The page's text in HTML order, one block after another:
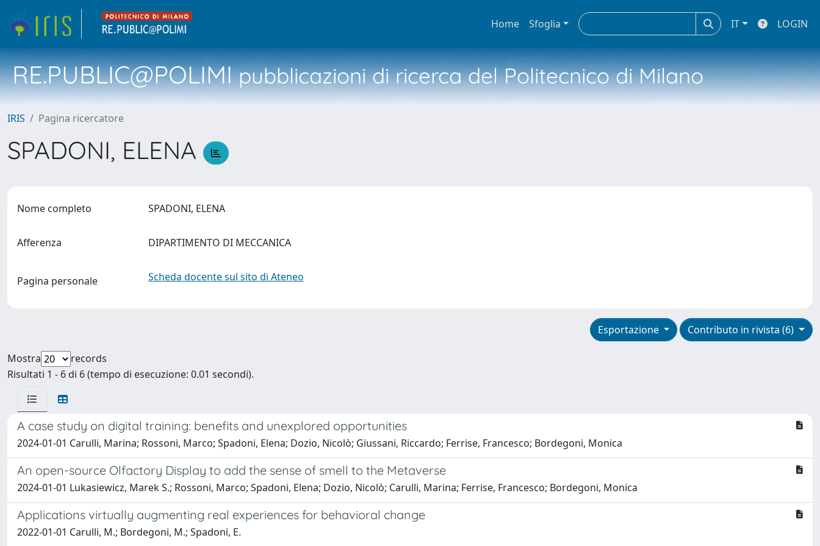
Home Sfoglia IT LOGIN
RE.PUBLIC@POLIMIpubblicazioni di ricerca del Politecnico di Milano
IRIS Pagina ricercatore
SPADONI, ELENA
Nome completo SPADONI, ELENA
Afferenza DIPARTIMENTO DI MECCANICA
Pagina personale Scheda docente sul sito di Ateneo
Contributo in rivista (6)
Esportazione
Mostra
records
Risultati 1 - 6 di 6 (tempo di esecuzione: 0.01 secondi).
A case study on digital training: benefits and unexplored opportunities
2024-01-01 Carulli, Marina; Rossoni, Marco; Spadoni, Elena; Dozio, Nicolò; Giussani, Riccardo; Ferrise, Francesco; Bordegoni, Monica
An open-source Olfactory Display to add the sense of smell to the Metaverse
2024-01-01 Lukasiewicz, Marek S.; Rossoni, Marco; Spadoni, Elena; Dozio, Nicolò; Carulli, Marina; Ferrise, Francesco; Bordegoni, Monica
Applications virtually augmenting real experiences for behavioral change
2022-01-01 Carulli, M.; Bordegoni, M.; Spadoni, E.